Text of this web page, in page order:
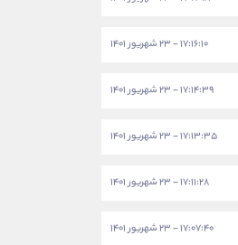
۱۷:۱۶:۱۰ - ۲۳ شهریور ۱۴۰۱
۱۷:۱۴:۳۹ - ۲۳ شهریور ۱۴۰۱
۱۷:۱۳:۳۵ - ۲۳ شهریور ۱۴۰۱
۱۷:۱۱:۲۸ - ۲۳ شهریور ۱۴۰۱
۱۷:۰۷:۴۰ - ۲۳ شهریور ۱۴۰۱